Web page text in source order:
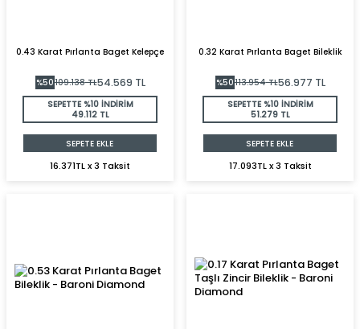
0.43 Karat Pırlanta Baget Kelepçe
%50109.138TL54.569 TL
SEPETTE %10 İNDİRİM
49.112 TL
SEPETE EKLE
16.371TL x 3 Taksit
0.32 Karat Pırlanta Baget Bileklik
%50113.954TL56.977 TL
SEPETTE %10 İNDİRİM
51.279 TL
SEPETE EKLE
17.093TL x 3 Taksit